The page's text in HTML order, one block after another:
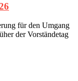
für den Umgang
der Vorständetag